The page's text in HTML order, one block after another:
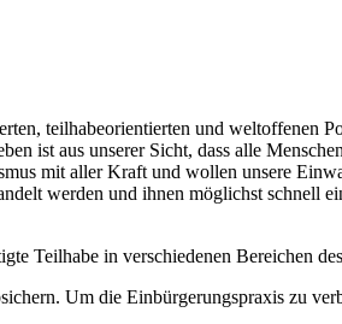
teilhabeorientierten und weltoffenen
ist aus unserer Sicht, dass alle
mit aller Kraft und wollen unsere
werden und ihnen möglichst schnell
Teilhabe in verschiedenen Bereichen
Um die Einbürgerungspraxis zu